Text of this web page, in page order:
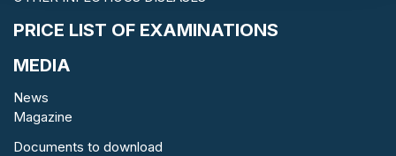
PRICE LIST OF EXAMINATIONS
MEDIA
News
Magazine
Documents to download